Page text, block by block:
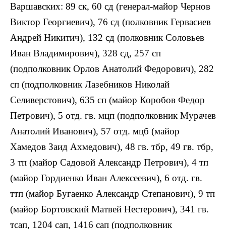
Варшавских: 89 ск, 60 сд (генерал-майор Чернов
Виктор Георгиевич), 76 сд (полковник Гервасиев
Андрей Никитич), 132 сд (полковник Соловьев
Иван Владимирович), 328 сд, 257 сп
(подполковник Орлов Анатолий Федорович), 282
сп (подполковник Лазебников Николай
Селиверстович), 635 сп (майор Коробов Федор
Петрович), 5 отд. гв. мцп (подполковник Мурачев
Анатолий Иванович), 57 отд. мцб (майор
Хамедов Заид Ахмедович), 48 гв. тбр, 49 гв. тбр,
3 тп (майор Садовой Александр Петрович), 4 тп
(майор Гордиенко Иван Алексеевич), 6 отд. гв.
ттп (майор Бугаенко Александр Степанович), 9 тп
(майор Бортовский Матвей Нестерович), 341 гв.
тсап, 1204 сап, 1416 сап (подполковник